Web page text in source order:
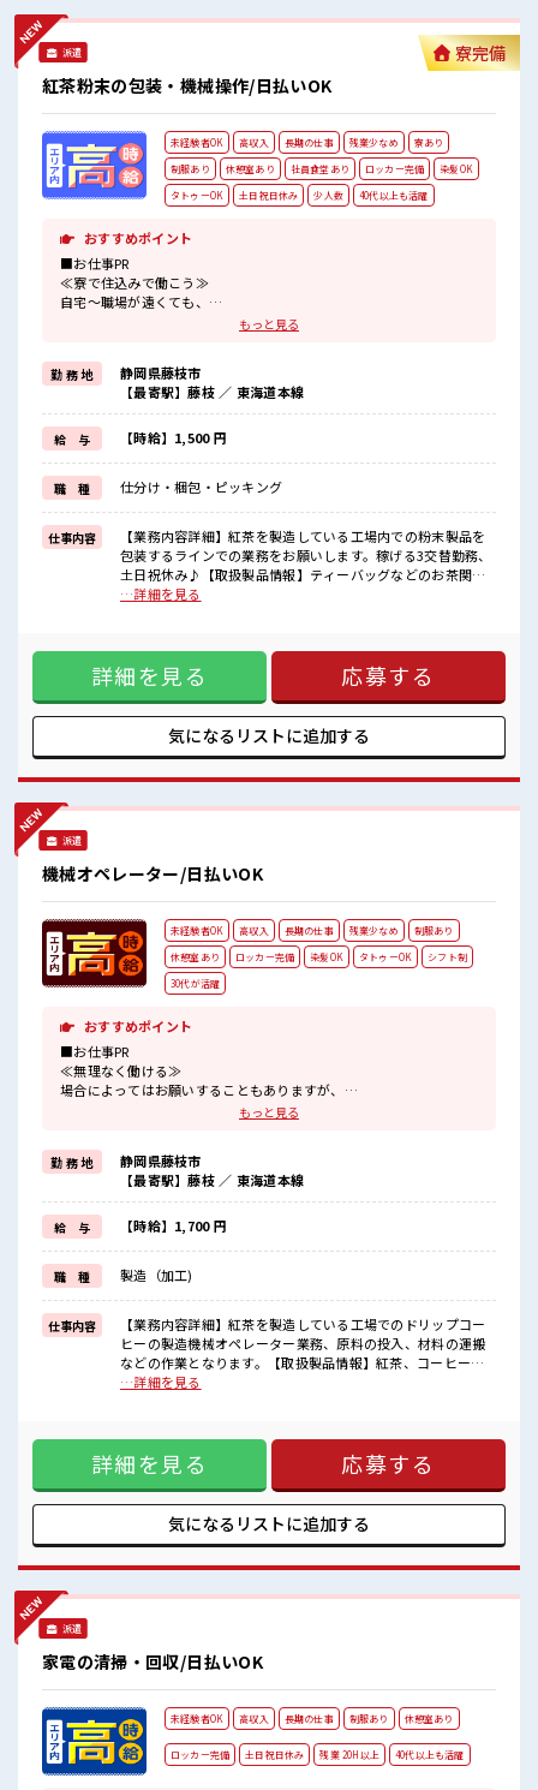
型や髪色自由♪ (規定有)≪ラクラク制服アリ≫ 制服があるの
で、 毎日の服装の悩み解消♪ ≪様々なお仕事をご提案≫ 一人
で悩まず気軽に相談できる、 派遣のお仕事です！ ■職場の雰
囲気 女性が多めの職場です♪ 明るすぎたり奇抜過ぎなければ
ヘアカラーOK！ 仕事の合間の息抜きは休憩室で♪ 職場には
ロッカー完備！ 私物の置きすぎには注意が必要ですね★
派遣
紅茶粉末の包装・機械操作/日払いOK
寮完備
未経験者OK 高収入 長期の仕事 残業少なめ
寮あり
制服あり
休憩室あり 社員食堂あり ロッカー完備
染髪OK
タトゥーOK
土日祝日休み 少人数 40代以上も活躍
おすすめポイント
■お仕事PR
≪寮で住込みで働こう≫
自宅～職場が遠くても、
興味があれば安心して応募できちゃう！
≪プライベートが充実する≫
場合によってはお願いすることもありますが、
残業はほとんどナシ！
≪完全週休二日制≫
週末は家族や友人と一緒にプライベート満喫！
≪ヘアカラーOKで自由な雰囲気の職場≫
明るすぎたり奇抜でなければ基本的に自由！
(規定有)制服があると毎日の服選びに悩まずOK♪
■職場の雰囲気
一緒に働く仲間ともなじみやすい少人数の職場☆
髪型・髪色自由♪
派手過ぎなければOKだから、
のんびりスマホチェック♪
もっと見る
勤 務 地
静岡県藤枝市
【最寄駅】藤枝 ／ 東海道本線
給 与 【時給】1,500 円
職 種 仕分け・梱包・ピッキング
仕事内容
【業務内容詳細】紅茶を製造している工場内での粉末製品を
包装するラインでの業務をお願いします。稼げる3交替勤務、
土日祝休み♪【取扱製品情報】ティーバッグなどのお茶関連
を取り扱っています。 ※寮アリのお仕事！一人暮らしスター
分で部屋を借りるより安く住めちゃうかも？ ≪プライベート
が充実する≫ 場合によってはお願いすることもありますが、
残業はほとんどナシ！ ≪完全週休二日制≫ 週末は家族や友人
と一緒にプライベート満喫！ ≪ヘアカラーOKで自由な雰囲気
の職場≫ 明るすぎたり奇抜でなければ基本的に自由！ (規定
有)制服があると毎日の服選びに悩まずOK♪ ■職場の雰囲気
自由♪ 派手過ぎなければOKだから、 モチベーションもUP！
休憩室で自分タイム！ のんびりスマホチェック♪
…詳細を見る
詳細を見る 応募する
気になるリストに追加する
派遣
機械オペレーター/日払いOK
未経験者OK 高収入 長期の仕事 残業少なめ
制服あり
休憩室あり
ロッカー完備 染髪OK タトゥーOK
シフト制
30代が活躍
おすすめポイント
■お仕事PR
≪無理なく働ける≫
場合によってはお願いすることもありますが、
明るすぎたり奇抜でなければ基本的に自由！
(規定有)制服があると毎日の服選びに悩まずOK♪
≪未経験OKの仕事≫
新しいことにチャレンジするのは不安だけど、
しっかり働く環境が整っています！
イチからスキルUP・ステップUP目指していきましょう！
≪収入アップを目指せる≫
高時給だらけの派遣のお仕事です！
■職場の雰囲気
髪型にこだわりのあるアナタは必見！
髪型自由な職場！
休憩室でホッと一息リフレッシュ！
高収入もバッチリ目指せますよ！
もっと見る
勤 務 地
静岡県藤枝市
【最寄駅】藤枝 ／ 東海道本線
給 与 【時給】1,700 円
職 種 製造（加工)
仕事内容
【業務内容詳細】紅茶を製造している工場でのドリップコー
ヒーの製造機械オペレーター業務、原料の投入、材料の運搬
などの作業となります。【取扱製品情報】紅茶、コーヒーな
どの飲料品関連 ■お仕事PR ≪無理なく働ける≫ 場合によって
れば基本的に自由！ (規定有)制服があると毎日の服選びに悩
まずOK♪ ≪未経験OKの仕事≫ 新しいことにチャレンジする
のは不安だけど、 しっかり働く環境が整っています！ イチか
らスキルUP・ステップUP目指していきましょう！ ≪収入ア
ップを目指せる≫ 高時給だらけの派遣のお仕事です！ ■職場
の雰囲気 髪型にこだわりのあるアナタは必見！ 髪型自由な職
してお仕事に集中♪ 高収入もバッチリ目指せますよ！
…詳細を見る
詳細を見る 応募する
気になるリストに追加する
派遣
家電の清掃・回収/日払いOK
未経験者OK 高収入 長期の仕事 制服あり 休憩室あり
ロッカー完備 土日祝日休み 残業 20H以上 40代以上も活躍